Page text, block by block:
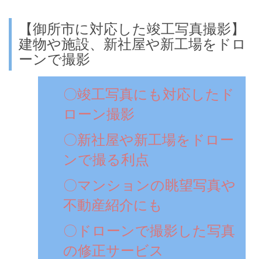
【御所市に対応した竣工写真撮影】
建物や施設、新社屋や新工場をドロ
ーンで撮影
〇竣工写真にも対応したド
ローン撮影
〇新社屋や新工場をドロー
ンで撮る利点
〇マンションの眺望写真や
不動産紹介にも
〇ドローンで撮影した写真
の修正サービス